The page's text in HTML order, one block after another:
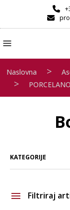
Naslovna >
>
KATEGORIJE
Filtriraj